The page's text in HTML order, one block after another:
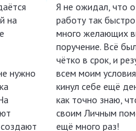
на
нужно
Я не ожидал, что
работу так
много желающих
поручение. Всё
чётко в срок, и
всем моим
кинул себе ещё
как точно знаю,
своим Личным
ещё много раз!